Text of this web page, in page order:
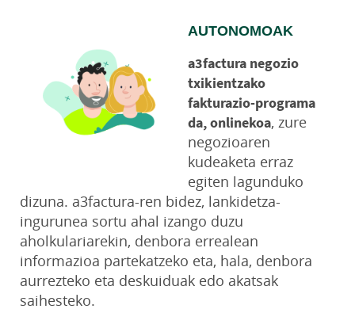
AUTONOMOAK
a3factura negozio
txikientzako
fakturazio-programa
da, onlinekoa, zure
negozioaren
kudeaketa erraz
egiten lagunduko
dizuna. a3factura-ren bidez, lankidetza-
ingurunea sortu ahal izango duzu
aholkulariarekin, denbora errealean
informazioa partekatzeko eta, hala, denbora
aurrezteko eta deskuiduak edo akatsak
saihesteko.